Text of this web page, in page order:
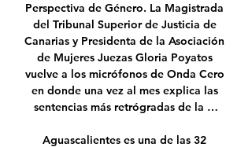
Perspectiva de Género. La Magistrada
del Tribunal Superior de Justicia de
Canarias y Presidenta de la Asociación
de Mujeres Juezas Gloria Poyatos
vuelve a los micrófonos de Onda Cero
en donde una vez al mes explica las
sentencias más retrógradas de la …
Aguascalientes es una de las 32